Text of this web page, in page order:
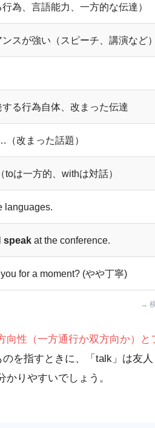
為、言語能力、一方的な伝達）
スが強い（スピーチ、講演など）
る行為自体、改まった伝達
（改まった話題）
toは一方的、withは対話）
languages.
speak at the conference.
for a moment? (やや丁寧)
向性（一方通行か双方向か）と
を指すときに、「talk」は友人
りやすいでしょう。